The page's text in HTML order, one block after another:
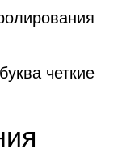
четкие